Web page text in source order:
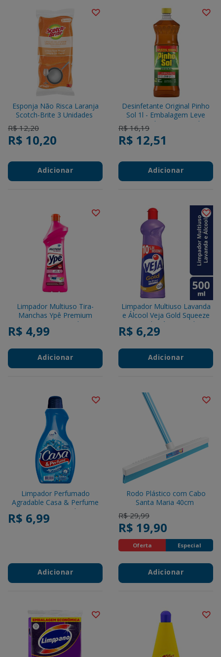
Esponja Não Risca Laranja
Scotch-Brite 3 Unidades
Price reduced from
R$ 12,20to
R$ 10,20
Adicionar
Desinfetante Original Pinho
Sol 1l - Embalagem Leve
1000ml Pague 900ml
Price reduced from
R$ 16,19to
R$ 12,51
Adicionar
Limpador Multiuso Tira-
Manchas Ypê Premium
Squeeze 500ml
R$ 4,99
Adicionar
Limpador Multiuso Lavanda
e Álcool Veja Gold Squeeze
500ml Grátis 10% de
Desconto
R$ 6,29
Adicionar
Limpador Perfumado
Agradable Casa & Perfume
Frasco 500ml
R$ 6,99
Adicionar
Rodo Plástico com Cabo
Santa Maria 40cm
Price reduced from
R$ 29,99to
R$ 19,90
Oferta Especial
Adicionar